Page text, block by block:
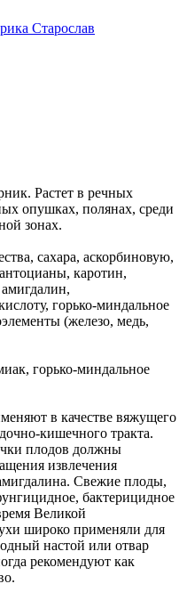
Растет в речных
опушках, полянах, среди
зонах.
сахара, аскорбиновую,
каротин,
горько-миндальное
(железо, медь,
горько-миндальное
в качестве вяжущего
кишечного тракта.
плодов должны
извлечения
Свежие плоды,
бактерицидное
Великой
широко применяли для
настой или отвар
рекомендуют как